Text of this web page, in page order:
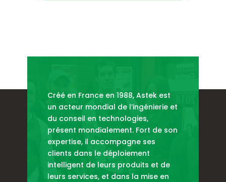
Créé en France en 1988, Astek est
un acteur mondial de l’ingénierie et
du conseil en technologies,
présent mondialement. Fort de son
expertise, il accompagne ses
clients dans le déploiement
intelligent de leurs produits et de
leurs services, et dans la mise en